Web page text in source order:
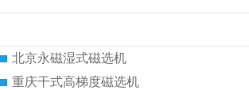
北京永磁湿式磁选机
重庆干式高梯度磁选机